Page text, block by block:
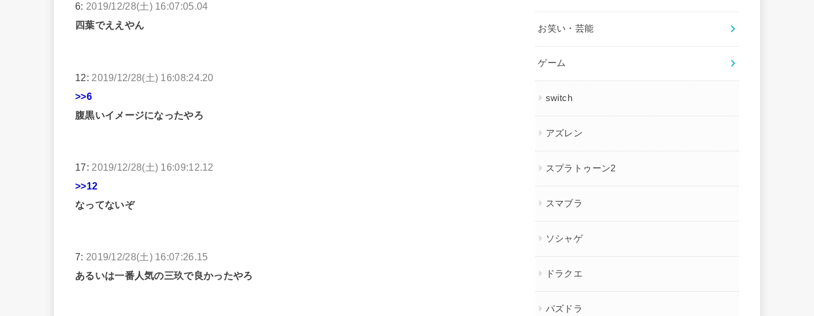
6: 2019/12/28(土) 16:07:05.04
四葉でええやん
12: 2019/12/28(土) 16:08:24.20
>>6
腹黒いイメージになったやろ
17: 2019/12/28(土) 16:09:12.12
>>12
なってないぞ
7: 2019/12/28(土) 16:07:26.15
あるいは一番人気の三玖で良かったやろ
お笑い・芸能
ゲーム
switch
アズレン
スプラトゥーン2
スマブラ
ソシャゲ
ドラクエ
パズドラ